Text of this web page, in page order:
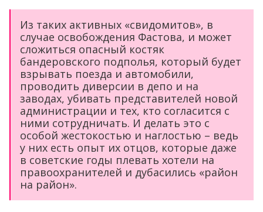
Из таких активных «свидомитов», в
случае освобождения Фастова, и может
сложиться опасный костяк
бандеровского подполья, который будет
взрывать поезда и автомобили,
проводить диверсии в депо и на
заводах, убивать представителей новой
администрации и тех, кто согласится с
ними сотрудничать. И делать это с
особой жестокостью и наглостью – ведь
у них есть опыт их отцов, которые даже
в советские годы плевать хотели на
правоохранителей и дубасились «район
на район».